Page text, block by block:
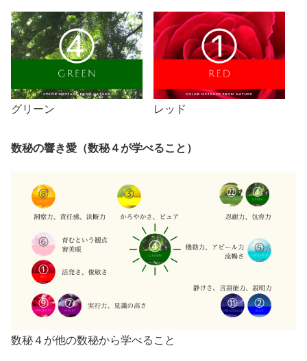
グリーン レッド
数秘の響き愛（数秘４が学べること）
数秘４が他の数秘から学べること